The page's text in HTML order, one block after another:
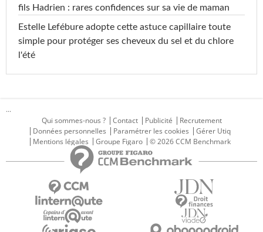
fils Hadrien : rares confidences sur sa vie de maman
Estelle Lefébure adopte cette astuce capillaire toute
simple pour protéger ses cheveux du sel et du chlore
l'été
...
Qui sommes-nous ?
Contact Publicité
Recrutement
Données personnelles
Paramétrer les cookies
Gérer Utiq
Mentions légales
Groupe Figaro © 2026 CCM Benchmark